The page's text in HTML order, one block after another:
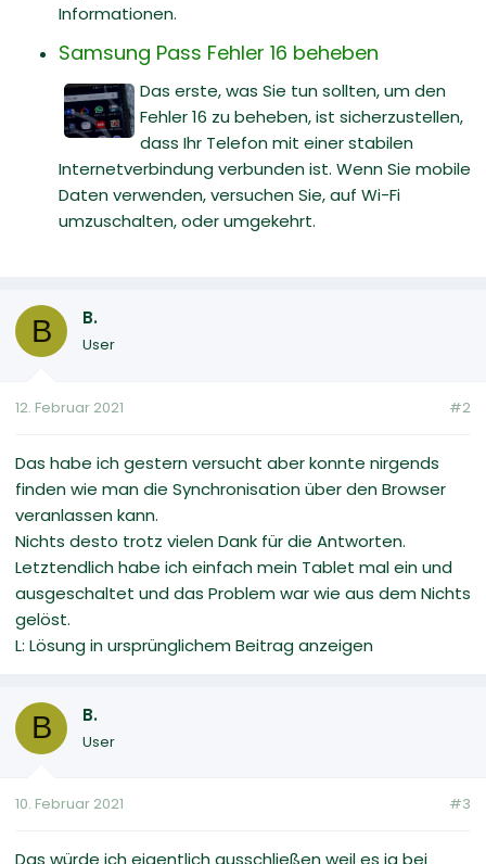
Informationen.
Samsung Pass Fehler 16 beheben
Das erste, was Sie tun sollten, um den
Fehler 16 zu beheben, ist sicherzustellen,
dass Ihr Telefon mit einer stabilen
Internetverbindung verbunden ist. Wenn Sie mobile
Daten verwenden, versuchen Sie, auf Wi-Fi
umzuschalten, oder umgekehrt.
B B.
User
12. Februar 2021 #2
Das habe ich gestern versucht aber konnte nirgends
finden wie man die Synchronisation über den Browser
veranlassen kann.
Nichts desto trotz vielen Dank für die Antworten.
Letztendlich habe ich einfach mein Tablet mal ein und
ausgeschaltet und das Problem war wie aus dem Nichts
gelöst.
L: Lösung in ursprünglichem Beitrag anzeigen
B B.
User
10. Februar 2021 #3
Das würde ich eigentlich ausschließen weil es ja bei